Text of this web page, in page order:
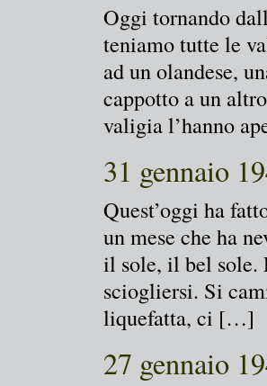
Oggi tornando
teniamo tutte le
ad un olandese,
cappotto a un
valigia l’hanno
31 gennaio
Quest’oggi ha
un mese che ha
il sole, il bel sole.
sciogliersi. Si
liquefatta, ci […]
27 gennaio